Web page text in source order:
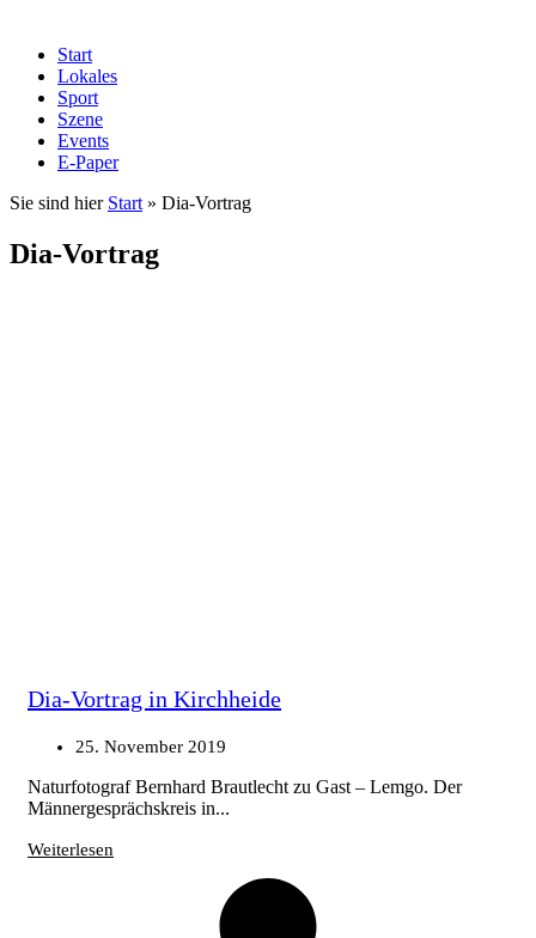
Start
Lokales
Sport
Szene
Events
E-Paper
Sie sind hier Start » Dia-Vortrag
Dia-Vortrag
Dia-Vortrag in Kirchheide
25. November 2019
Naturfotograf Bernhard Brautlecht zu Gast – Lemgo. Der
Männergesprächskreis in...
Weiterlesen